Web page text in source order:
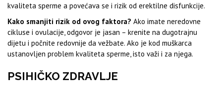
kvaliteta sperme a povećava se i rizik od erektilne disfunkcije.
Kako smanjiti rizik od ovog faktora? Ako imate neredovne
cikluse i ovulacije, odgovor je jasan – krenite na dugotrajnu
dijetu i počnite redovnije da vežbate. Ako je kod muškarca
ustanovljen problem kvaliteta sperme, isto važi i za njega.
PSIHIČKO ZDRAVLJE